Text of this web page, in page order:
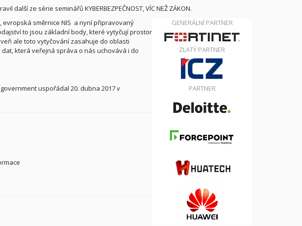
další ze série seminářů KYBERBEZPEČNOST, VÍC NEŽ ZÁKON.
GENERÁLNÍ PARTNER
ZLATÝ PARTNER
PARTNER
směrnice NIS a nyní připravovaný
to jsou základní body, které vytyčují prostor
ale toto vytyčování zasahuje do oblasti
která veřejná správa o nás uchovává i do
uspořádal 20. dubna 2017 v